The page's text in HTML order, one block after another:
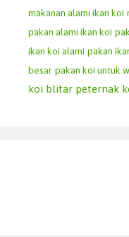
makanan alami ikan koi
pakan alami ikan koi
ikan koi alami pakan
besar pakan koi untuk
koi blitar peternak